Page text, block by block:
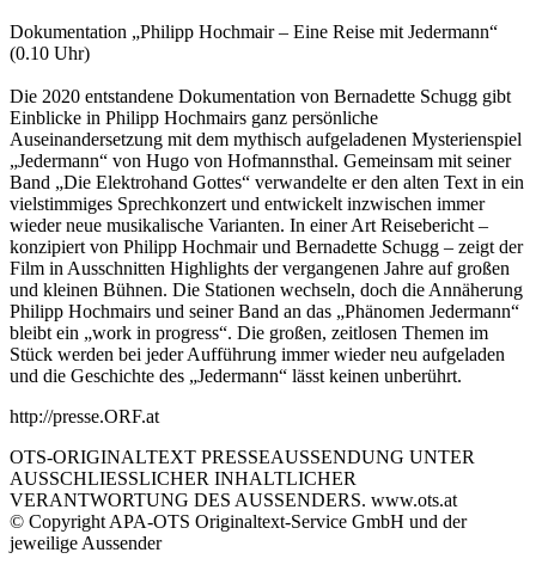
Dokumentation „Philipp Hochmair – Eine Reise mit Jedermann“
(0.10 Uhr)
Die 2020 entstandene Dokumentation von Bernadette Schugg gibt
Einblicke in Philipp Hochmairs ganz persönliche
Auseinandersetzung mit dem mythisch aufgeladenen Mysterienspiel
„Jedermann“ von Hugo von Hofmannsthal. Gemeinsam mit seiner
Band „Die Elektrohand Gottes“ verwandelte er den alten Text in ein
vielstimmiges Sprechkonzert und entwickelt inzwischen immer
wieder neue musikalische Varianten. In einer Art Reisebericht –
konzipiert von Philipp Hochmair und Bernadette Schugg – zeigt der
Film in Ausschnitten Highlights der vergangenen Jahre auf großen
und kleinen Bühnen. Die Stationen wechseln, doch die Annäherung
Philipp Hochmairs und seiner Band an das „Phänomen Jedermann“
bleibt ein „work in progress“. Die großen, zeitlosen Themen im
Stück werden bei jeder Aufführung immer wieder neu aufgeladen
und die Geschichte des „Jedermann“ lässt keinen unberührt.
http://presse.ORF.at
OTS-ORIGINALTEXT PRESSEAUSSENDUNG UNTER
AUSSCHLIESSLICHER INHALTLICHER
VERANTWORTUNG DES AUSSENDERS. www.ots.at
© Copyright APA-OTS Originaltext-Service GmbH und der
jeweilige Aussender